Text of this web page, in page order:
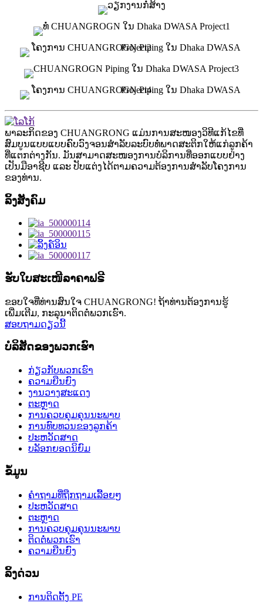
ພາລະກິດຂອງ CHUANGRONG ແມ່ນການສະໜອງວິທີແກ້ໄຂທີ່
ສົມບູນແບບແບບຄົບວົງຈອນສຳລັບລະບົບທໍ່ພາດສະຕິກໃຫ້ແກ່ລູກຄ້າ
ທີ່ແຕກຕ່າງກັນ. ມັນສາມາດສະໜອງການບໍລິການທີ່ອອກແບບຢ່າງ
ເປັນມືອາຊີບ ແລະ ປັບແຕ່ງໄດ້ຕາມຄວາມຕ້ອງການສຳລັບໂຄງການ
ຂອງທ່ານ.
ລິ້ງສັງຄົມ
ຮັບໃບສະເໜີລາຄາຟຣີ
ຂອບໃຈທີ່ທ່ານສົນໃຈ CHUANGRONG! ຖ້າທ່ານຕ້ອງການຮູ້
ເພີ່ມເຕີມ, ກະລຸນາຕິດຕໍ່ພວກເຮົາ.
ສອບຖາມດຽວນີ້
ບໍລິສັດຂອງພວກເຮົາ
ກ່ຽວກັບພວກເຮົາ
ຄວາມຍືນຍົງ
ງານວາງສະແດງ
ຕະຫຼາດ
ການຄວບຄຸມຄຸນນະພາບ
ການທົບທວນຂອງລູກຄ້າ
ປະຫວັດສາດ
ບລັອກຍອດນິຍົມ
ຂໍ້ມູນ
ຄຳຖາມທີ່ຖືກຖາມເລື້ອຍໆ
ປະຫວັດສາດ
ຕະຫຼາດ
ການຄວບຄຸມຄຸນນະພາບ
ຕິດຕໍ່ພວກເຮົາ
ຄວາມຍືນຍົງ
ລິ້ງດ່ວນ
ການຕິດຕັ້ງ PE